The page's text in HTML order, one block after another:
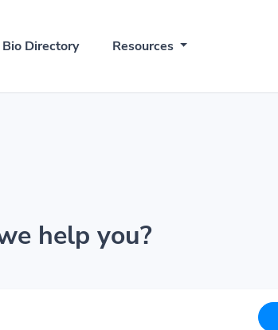
Bio Directory Resources
help you?